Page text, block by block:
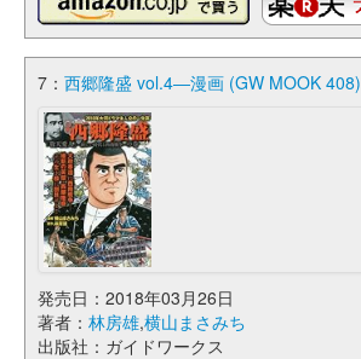
7： 西郷隆盛 vol.4―漫画 (GW MOOK 408)
発売日：2018年03月26日
著者： 林房雄,横山まさみち
出版社：ガイドワークス